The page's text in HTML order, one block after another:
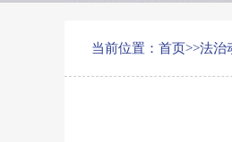
当前位置： 首页>>法治